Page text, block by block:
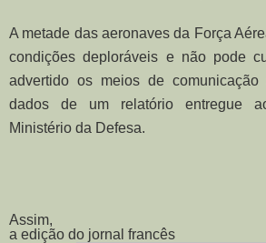
A metade das aeronaves da Força
condições deploráveis e não pode
advertido os meios de
dados de um relatório entregue
Ministério da Defesa.
Assim,
a edição do jornal francês